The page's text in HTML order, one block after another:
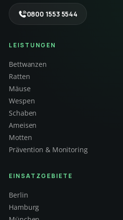
0800 1553 5544
LEISTUNGEN
Bettwanzen
Ratten
Mäuse
Wespen
Schaben
Ameisen
Motten
Prävention & Monitoring
EINSATZGEBIETE
Berlin
Hamburg